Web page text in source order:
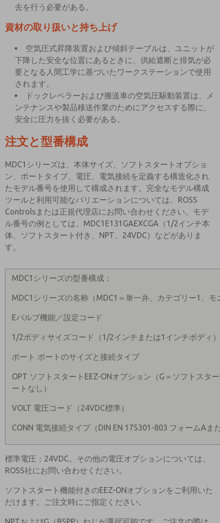
去を行う必要がある。
資材の取り扱いと持ち上げ
空気圧式昇降装置および傾斜テーブルは、ユニットが
下降した安全な位置にあるときに、供給遮断と排気が必
要となる人間工学に基づいたワークステーションで使用
されます。
ドックレベラーおよび搬送車の空気圧駆動装置は、メ
ンテナンスや製品移送作業のためにアクセスする際に、
安全に圧力を抜く必要がある。
注文と型番構成
MDC1シリーズは、本体サイズ、ソフトスタートオプショ
ン、ポートタイプ、電圧、電気接続を定義する構造化され
たモデル番号を使用して構成されます。完全なモデル構成
ツールと利用可能なバリエーションについては、ROSS
Controlsまたは正規代理店にお問い合わせください。モデ
ル番号の例としては、MDC1E131GAEXCGA（1/2インチ本
体、ソフトスタート付き、NPT、24VDC）などがありま
す。
MDC1シリーズの型番構成：
MDC1シリーズの名称（MDC1＝単一弁、カテゴリー1、
Eバルブ機能／設定コード
1/2ボディサイズコード（1/2インチまたは1インチボディ
ポート ポートのサイズと接続タイプ
OPT ソフトスタートEEZ-ONオプション（G＝ソフトスタ
ートなし）
VOLT 電圧コード（24VDC標準）
CONN 電気接続タイプ（DIN EN 175301-803 フォームAま
標準電圧：24VDC。その他の電圧オプションについては、
ROSS社にお問い合わせください。
ソフトスタート機能付きのEEZ-ONオプションをご利用いた
だけます。ご注文時にご指定ください。